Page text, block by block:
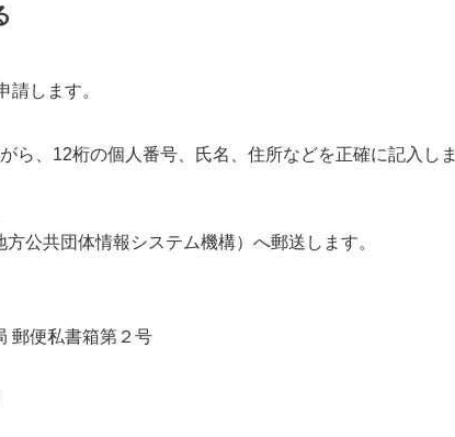
します。
ら、12桁の個人番号、氏名、住所などを正確に記入しま
公共団体情報システム機構）へ郵送します。
局 郵便私書箱第２号